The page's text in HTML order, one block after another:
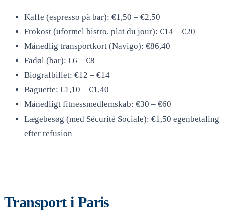
Kaffe (espresso på bar): €1,50 – €2,50
Frokost (uformel bistro, plat du jour): €14 – €20
Månedlig transportkort (Navigo): €86,40
Fadøl (bar): €6 – €8
Biografbillet: €12 – €14
Baguette: €1,10 – €1,40
Månedligt fitnessmedlemskab: €30 – €60
Lægebesøg (med Sécurité Sociale): €1,50 egenbetaling
efter refusion
Transport i Paris